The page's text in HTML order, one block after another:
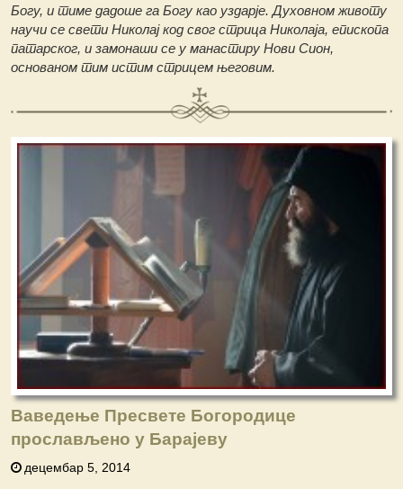
Богу, и тиме дадоше га Богу као уздарје. Духовном животу
научи се свети Николај код свог стрица Николаја, епископа
патарског, и замонаши се у манастиру Нови Сион,
основаном тим истим стрицем његовим.
Ваведење Пресвете Богородице
прослављено у Барајеву
децембар 5, 2014